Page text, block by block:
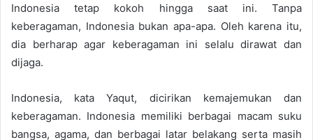
Indonesia tetap kokoh hingga saat ini. Tanpa
keberagaman, Indonesia bukan apa-apa. Oleh karena itu,
dia berharap agar keberagaman ini selalu dirawat dan
dijaga.
Indonesia, kata Yaqut, dicirikan kemajemukan dan
keberagaman. Indonesia memiliki berbagai macam suku
bangsa, agama, dan berbagai latar belakang serta masih